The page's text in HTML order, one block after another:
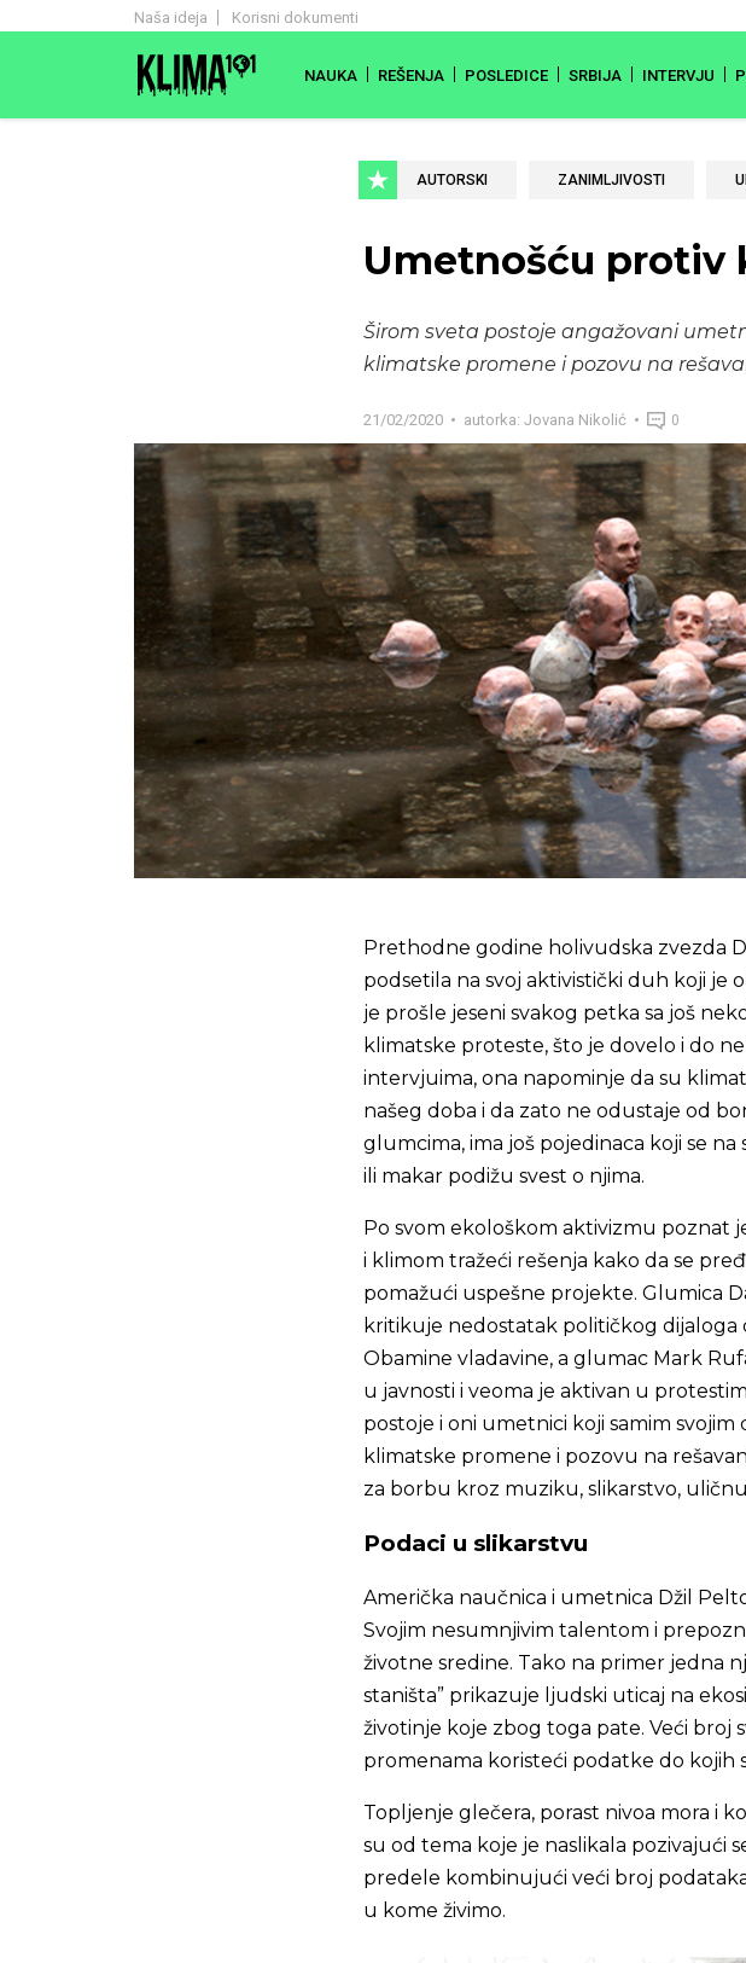
Naša ideja Korisni dokumenti
NAUKA REŠENJA POSLEDICE SRBIJA INTERVJU
AUTORSKI ZANIMLJIVOSTI
Umetnošću protiv
Širom sveta postoje angažovani
klimatske promene i pozovu na
21/02/2020 autorka: Jovana Nikolić 0
Prethodne godine holivudska zvezda
podsetila na svoj aktivistički duh koji je
je prošle jeseni svakog petka sa još
klimatske proteste, što je dovelo i do
intervjuima, ona napominje da su
našeg doba i da zato ne odustaje od
glumcima, ima još pojedinaca koji se
ili makar podižu svest o njima.
Po svom ekološkom aktivizmu poznat
i klimom tražeći rešenja kako da se
pomažući uspešne projekte. Glumica
kritikuje nedostatak političkog
Obamine vladavine, a glumac Mark
u javnosti i veoma je aktivan u
postoje i oni umetnici koji samim
klimatske promene i pozovu na
za borbu kroz muziku, slikarstvo,
Podaci u slikarstvu
Američka naučnica i umetnica Džil
Svojim nesumnjivim talentom i
životne sredine. Tako na primer jedna
staništa” prikazuje ljudski uticaj na
životinje koje zbog toga pate. Veći broj
promenama koristeći podatke do kojih
Topljenje glečera, porast nivoa mora i
su od tema koje je naslikala pozivajući
predele kombinujući veći broj
u kome živimo.